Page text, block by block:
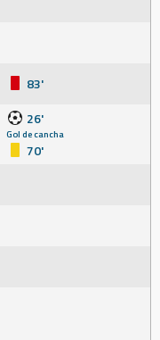
83'
26'
Gol de cancha
70'